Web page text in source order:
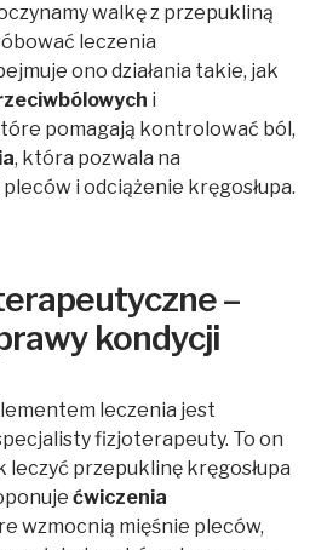
walkę z przepukliną
leczenia
ono działania takie, jak
i
pomagają kontrolować ból,
, która pozwala na
i odciążenie kręgosłupa.
–
kondycji
leczenia jest
fizjoterapeuty. To on
leczyć przepuklinę kręgosłupa
ćwiczenia
wzmocnią mięśnie pleców,